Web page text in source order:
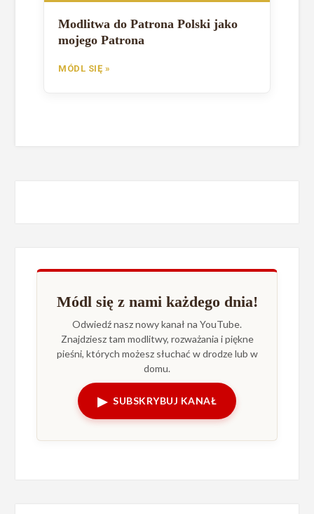
Modlitwa do Patrona Polski jako
mojego Patrona
MÓDL SIĘ »
Módl się z nami każdego dnia!
Odwiedź nasz nowy kanał na YouTube.
Znajdziesz tam modlitwy, rozważania i piękne
pieśni, których możesz słuchać w drodze lub w
domu.
▶ SUBSKRYBUJ KANAŁ